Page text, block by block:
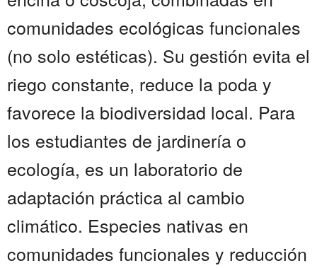
comunidades ecológicas funcionales
(no solo estéticas). Su gestión evita el
riego constante, reduce la poda y
favorece la biodiversidad local. Para
los estudiantes de jardinería o
ecología, es un laboratorio de
adaptación práctica al cambio
climático. Especies nativas en
comunidades funcionales y reducción